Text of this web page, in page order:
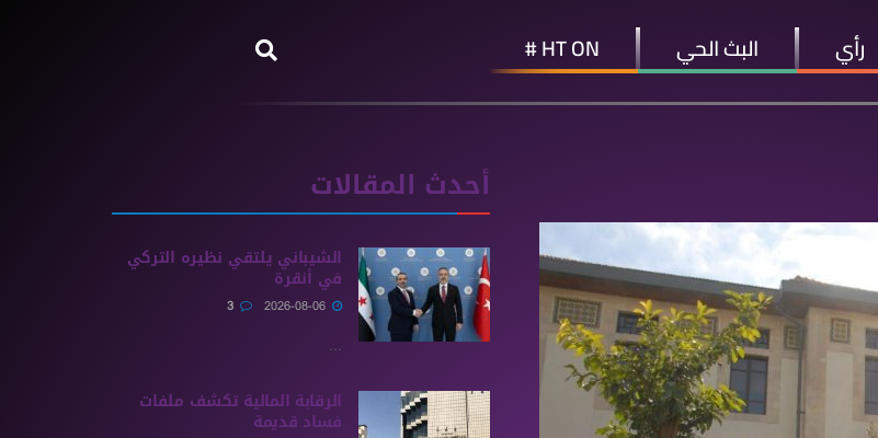
رأي البث الحي HT ON #
أحدث المقالات
الشيباني يلتقي نظيره التركي
في أنقرة
...
الرقابة المالية تكشف ملفات
فساد قديمة